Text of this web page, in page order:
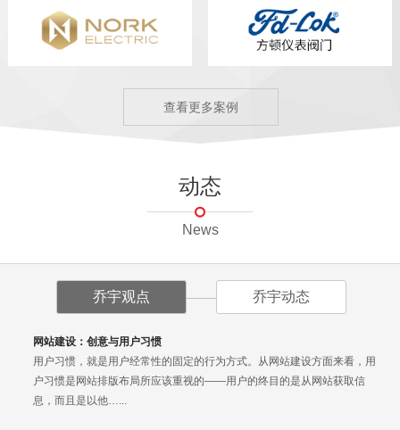
查看更多案例
动态
News
乔宇观点 乔宇动态
网站建设：创意与用户习惯
用户习惯，就是用户经常性的固定的行为方式。从网站建设方面来看，用
户习惯是网站排版布局所应该重视的——用户的终目的是从网站获取信
息，而且是以他…...